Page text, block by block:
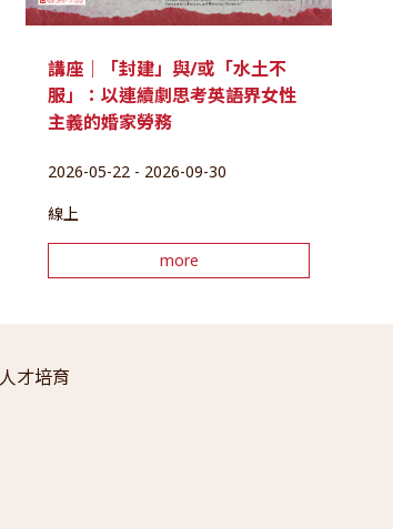
講座｜「封建」與/或「水土不
服」：以連續劇思考英語界女性
主義的婚家勞務
2026-05-22 - 2026-09-30
線上
more
人才培育